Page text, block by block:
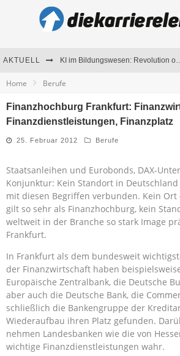
AKTUELL KI im Bildungswesen:
Seminare als Motivationsmotor – Wie Weiterbildung Mitarbeiter nachhaltig begeistert
Home Berufe
Finanzhochburg Frankfurt:
Finanzdienstleistungen, Finanzplatz
25. Februar 2012 Berufe
Staatsanleihen und Eurobonds, DAX-
Konjunktur: Kein Standort in
mit diesen Begriffen verbunden. Kein Ort
gilt so sehr als Finanzhochburg, kein
weltweit in der Branche so stark Image
Frankfurt.
In Frankfurt als dem bundesweit
der Finanzwirtschaft haben
Europäische Zentralbank, die Deutsche
aber auch die Deutsche Bank, die
schließlich die Bankengruppe der
Wiederaufbau ihren Platz gefunden.
nehmen Landesbanken wie die von
wichtige Finanzdienstleistungen wahr.